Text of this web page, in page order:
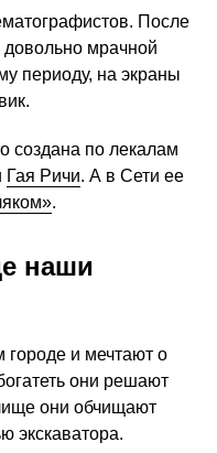
После
мрачной
периоду, на экраны
создана по лекалам
Гая Ричи. А в Сети ее
.
наши
городе и мечтают о
они решают
они обчищают
экскаватора.